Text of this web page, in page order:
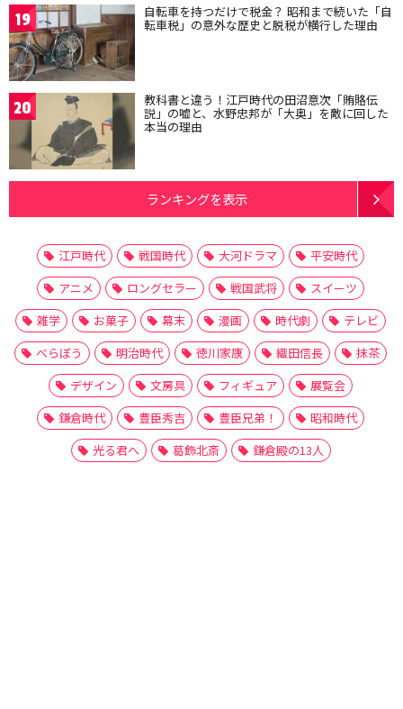
19 自転車を持つだけで税金？ 昭和まで続いた「自
転車税」の意外な歴史と脱税が横行した理由
20 教科書と違う！江戸時代の田沼意次「賄賂伝
説」の嘘と、水野忠邦が「大奥」を敵に回した
本当の理由
ランキングを表示
江戸時代 戦国時代 大河ドラマ
平安時代
アニメ
ロングセラー 戦国武将
スイーツ
雑学
お菓子 幕末 漫画 時代劇
テレビ
べらぼう
明治時代 徳川家康 織田信長
抹茶
デザイン
文房具 フィギュア
展覧会
鎌倉時代
豊臣秀吉 豊臣兄弟！
昭和時代
光る君へ
葛飾北斎 鎌倉殿の13人